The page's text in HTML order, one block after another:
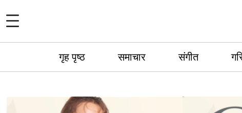
गृह पृष्ठ समाचार संगीत